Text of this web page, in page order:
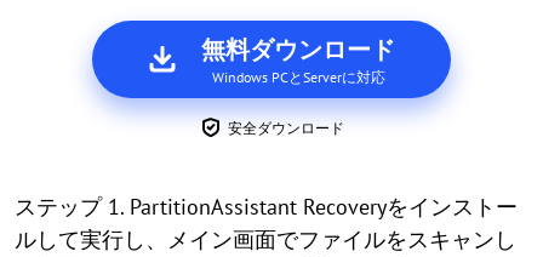
無料ダウンロード
Windows PCとServerに対応
安全ダウンロード
ステップ 1. PartitionAssistant Recoveryをインストー
ルして実行し、メイン画面でファイルをスキャンし